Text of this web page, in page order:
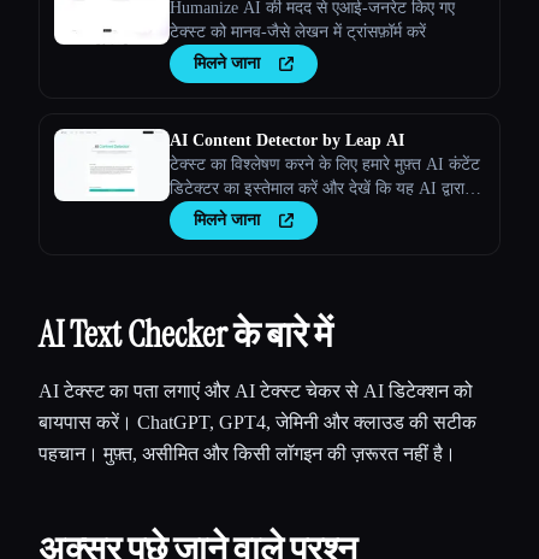
Humanize AI की मदद से एआई-जनरेट किए गए
टेक्स्ट को मानव-जैसे लेखन में ट्रांसफ़ॉर्म करें
मिलने जाना
AI Content Detector by Leap AI
टेक्स्ट का विश्लेषण करने के लिए हमारे मुफ़्त AI कंटेंट
डिटेक्टर का इस्तेमाल करें और देखें कि यह AI द्वारा
जेनरेट किया गया था या नहीं। AI चेकर टूल, हमेशा के
लिए 100% मुफ़्त।
मिलने जाना
AI Text Checker के बारे में
AI टेक्स्ट का पता लगाएं और AI टेक्स्ट चेकर से AI डिटेक्शन को
बायपास करें। ChatGPT, GPT4, जेमिनी और क्लाउड की सटीक
पहचान। मुफ़्त, असीमित और किसी लॉगइन की ज़रूरत नहीं है।
अक्सर पूछे जाने वाले प्रश्न